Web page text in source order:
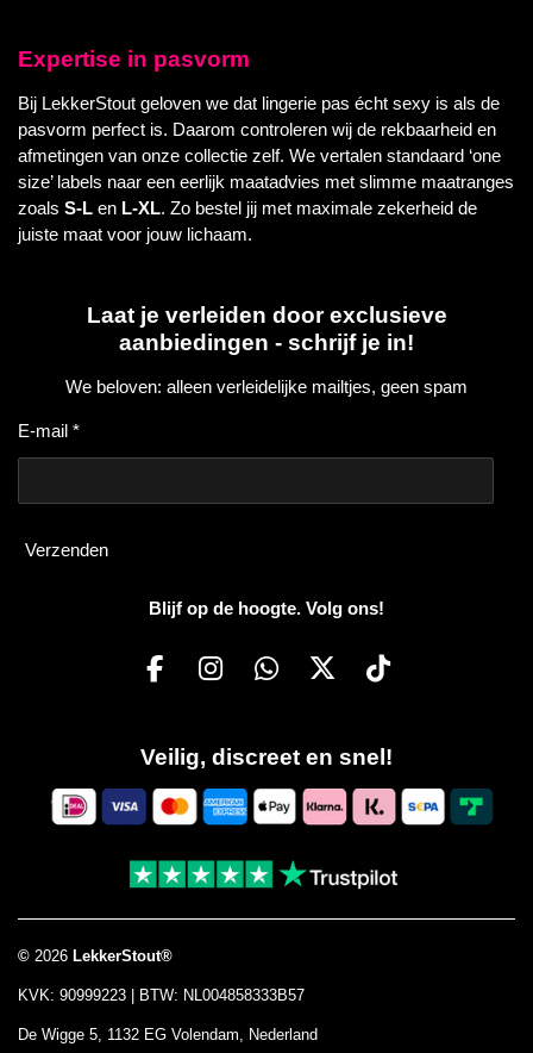
Expertise in pasvorm
Bij LekkerStout geloven we dat lingerie pas écht sexy is als de
pasvorm perfect is. Daarom controleren wij de rekbaarheid en
afmetingen van onze collectie zelf. We vertalen standaard ‘one
size’ labels naar een eerlijk maatadvies met slimme maatranges
zoals S-L en L-XL. Zo bestel jij met maximale zekerheid de
juiste maat voor jouw lichaam.
Laat je verleiden door exclusieve
aanbiedingen - schrijf je in!
We beloven: alleen verleidelijke mailtjes, geen spam
E-mail *
Verzenden
Blijf op de hoogte. Volg ons!
F
e
b
o
k
I
t
a
g
a
m
W
t
s
A
p
X
T
T
o
k
Veilig, discreet en snel!
© 2026 LekkerStout®
KVK: 90999223 | BTW: NL004858333B57
De Wigge 5, 1132 EG Volendam, Nederland